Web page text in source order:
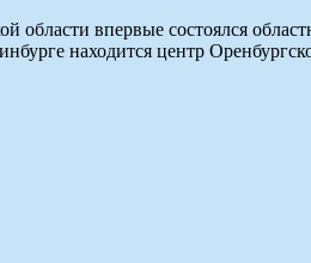
впервые состоялся
находится центр